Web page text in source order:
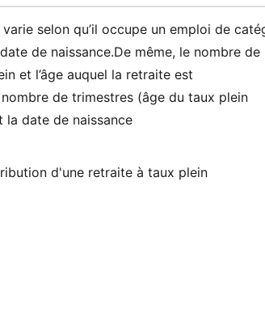
selon qu’il occupe un emploi de
de naissance.De même, le nombre de
et l’âge auquel la retraite est
de trimestres (âge du taux plein
la date de naissance
d'une retraite à taux plein